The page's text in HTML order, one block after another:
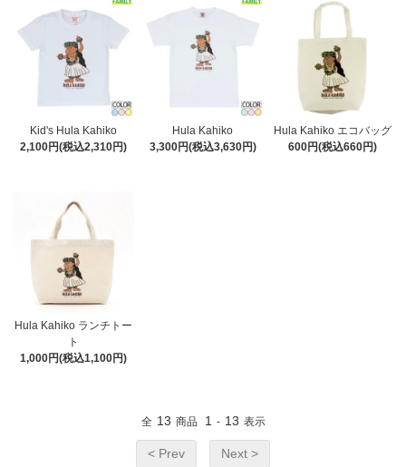
Kid's Hula Kahiko
2,100円(税込2,310円)
Hula Kahiko
3,300円(税込3,630円)
Hula Kahiko エコバッグ
600円(税込660円)
Hula Kahiko ランチトー
ト
1,000円(税込1,100円)
全 13 商品 1 - 13 表示
< Prev Next >